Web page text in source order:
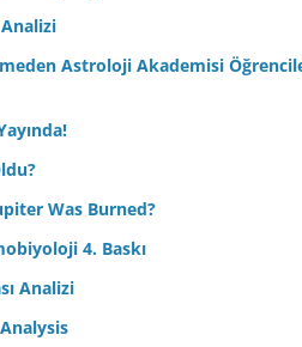
Astroloji Akademisi
Was Burned?
4. Baskı
Analizi